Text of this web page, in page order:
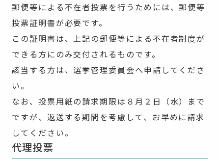
郵便等による不在者投票を行うためには、郵便等
投票証明書が必要です。
この証明書は、上記の郵便等による不在者制度が
できる方にのみ交付されるものです。
該当する方は、選挙管理委員会へ申請してくださ
い。
なお、投票用紙の請求期限は８月２日（水）まで
ですが、返送する期間を考慮して、お早めに請求
してください。
代理投票